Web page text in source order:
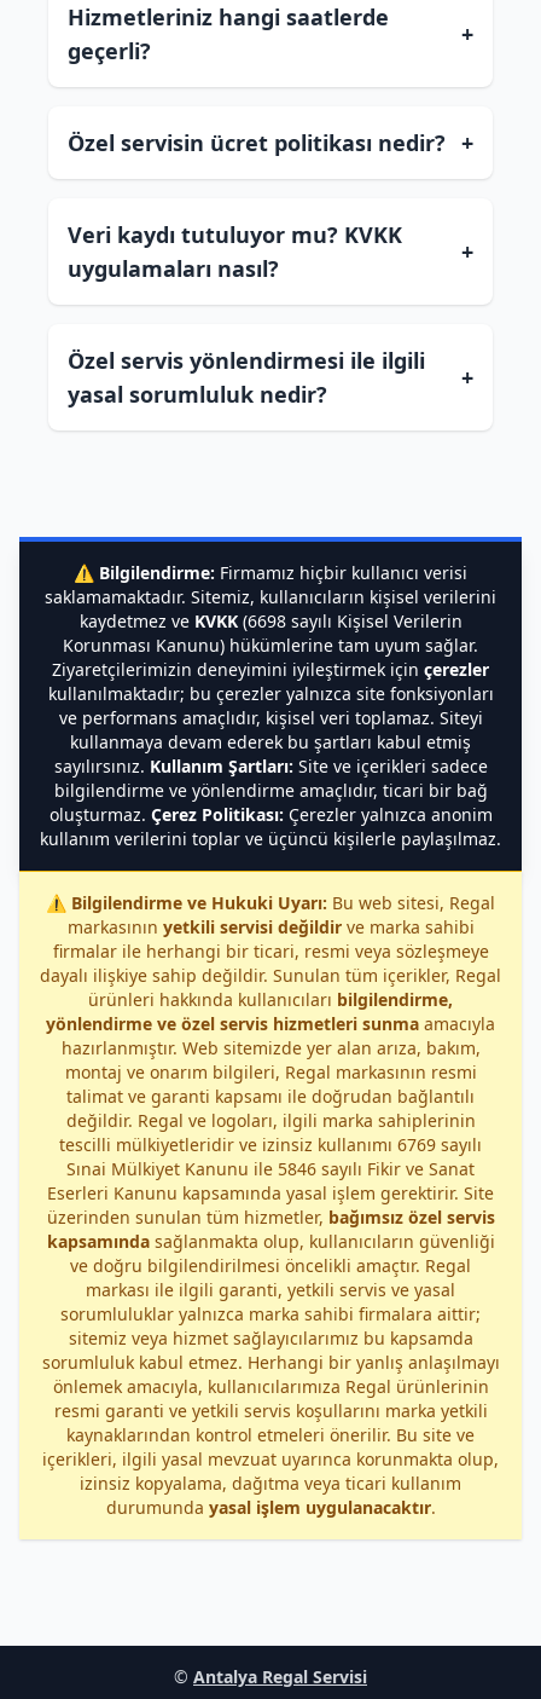
Hizmetleriniz hangi saatlerde
geçerli?
+
Özel servisin ücret politikası nedir? +
Veri kaydı tutuluyor mu? KVKK
uygulamaları nasıl?
+
Özel servis yönlendirmesi ile ilgili
yasal sorumluluk nedir?
+
⚠️ Bilgilendirme: Firmamız hiçbir kullanıcı verisi
saklamamaktadır. Sitemiz, kullanıcıların kişisel verilerini
kaydetmez ve KVKK(6698 sayılı Kişisel Verilerin
Korunması Kanunu) hükümlerine tam uyum sağlar.
Ziyaretçilerimizin deneyimini iyileştirmek için çerezler
kullanılmaktadır; bu çerezler yalnızca site fonksiyonları
ve performans amaçlıdır, kişisel veri toplamaz. Siteyi
kullanmaya devam ederek bu şartları kabul etmiş
sayılırsınız. Kullanım Şartları: Site ve içerikleri sadece
bilgilendirme ve yönlendirme amaçlıdır, ticari bir bağ
oluşturmaz. Çerez Politikası: Çerezler yalnızca anonim
kullanım verilerini toplar ve üçüncü kişilerle paylaşılmaz.
⚠️ Bilgilendirme ve Hukuki Uyarı: Bu web sitesi, Regal
markasının yetkili servisi değildirve marka sahibi
firmalar ile herhangi bir ticari, resmi veya sözleşmeye
dayalı ilişkiye sahip değildir. Sunulan tüm içerikler, Regal
ürünleri hakkında kullanıcıları bilgilendirme,
yönlendirme ve özel servis hizmetleri sunma amacıyla
hazırlanmıştır. Web sitemizde yer alan arıza, bakım,
montaj ve onarım bilgileri, Regal markasının resmi
talimat ve garanti kapsamı ile doğrudan bağlantılı
değildir. Regal ve logoları, ilgili marka sahiplerinin
tescilli mülkiyetleridir ve izinsiz kullanımı 6769 sayılı
Sınai Mülkiyet Kanunu ile 5846 sayılı Fikir ve Sanat
Eserleri Kanunu kapsamında yasal işlem gerektirir. Site
üzerinden sunulan tüm hizmetler, bağımsız özel servis
kapsamındasağlanmakta olup, kullanıcıların güvenliği
ve doğru bilgilendirilmesi öncelikli amaçtır. Regal
markası ile ilgili garanti, yetkili servis ve yasal
sorumluluklar yalnızca marka sahibi firmalara aittir;
sitemiz veya hizmet sağlayıcılarımız bu kapsamda
sorumluluk kabul etmez. Herhangi bir yanlış anlaşılmayı
önlemek amacıyla, kullanıcılarımıza Regal ürünlerinin
resmi garanti ve yetkili servis koşullarını marka yetkili
kaynaklarından kontrol etmeleri önerilir. Bu site ve
içerikleri, ilgili yasal mevzuat uyarınca korunmakta olup,
izinsiz kopyalama, dağıtma veya ticari kullanım
durumunda yasal işlem uygulanacaktır.
© Antalya Regal Servisi